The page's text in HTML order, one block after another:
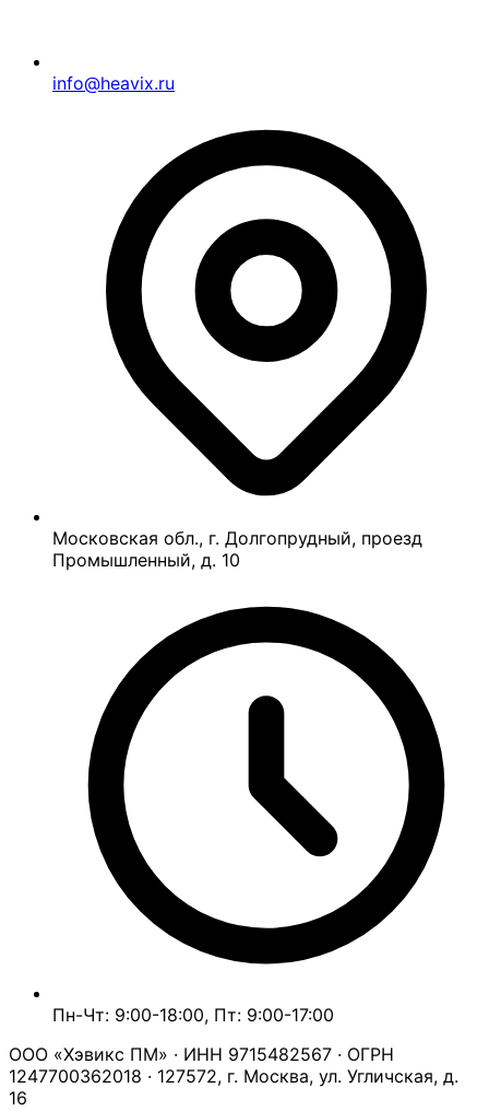
info@heavix.ru
Московская обл., г. Долгопрудный, проезд
Промышленный, д. 10
Пн-Чт: 9:00-18:00, Пт: 9:00-17:00
ООО «Хэвикс ПМ» · ИНН 9715482567 · ОГРН
1247700362018 · 127572, г. Москва, ул. Угличская, д.
16